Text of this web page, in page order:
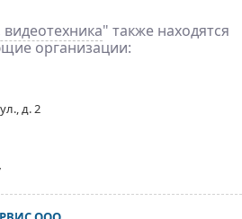
" также находятся
организации:
д. 2